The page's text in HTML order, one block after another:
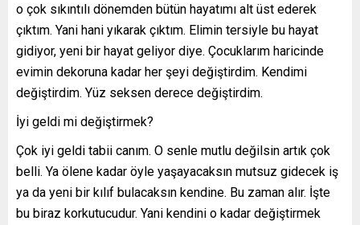
o çok sıkıntılı dönemden bütün hayatımı alt üst ederek
çıktım. Yani hani yıkarak çıktım. Elimin tersiyle bu hayat
gidiyor, yeni bir hayat geliyor diye. Çocuklarım haricinde
evimin dekoruna kadar her şeyi değiştirdim. Kendimi
değiştirdim. Yüz seksen derece değiştirdim.
İyi geldi mi değiştirmek?
Çok iyi geldi tabii canım. O senle mutlu değilsin artık çok
belli. Ya ölene kadar öyle yaşayacaksın mutsuz gidecek iş
ya da yeni bir kılıf bulacaksın kendine. Bu zaman alır. İşte
bu biraz korkutucudur. Yani kendini o kadar değiştirmek